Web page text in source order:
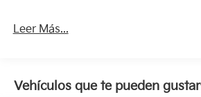
Leer Más...
Vehículos que te pueden gustar